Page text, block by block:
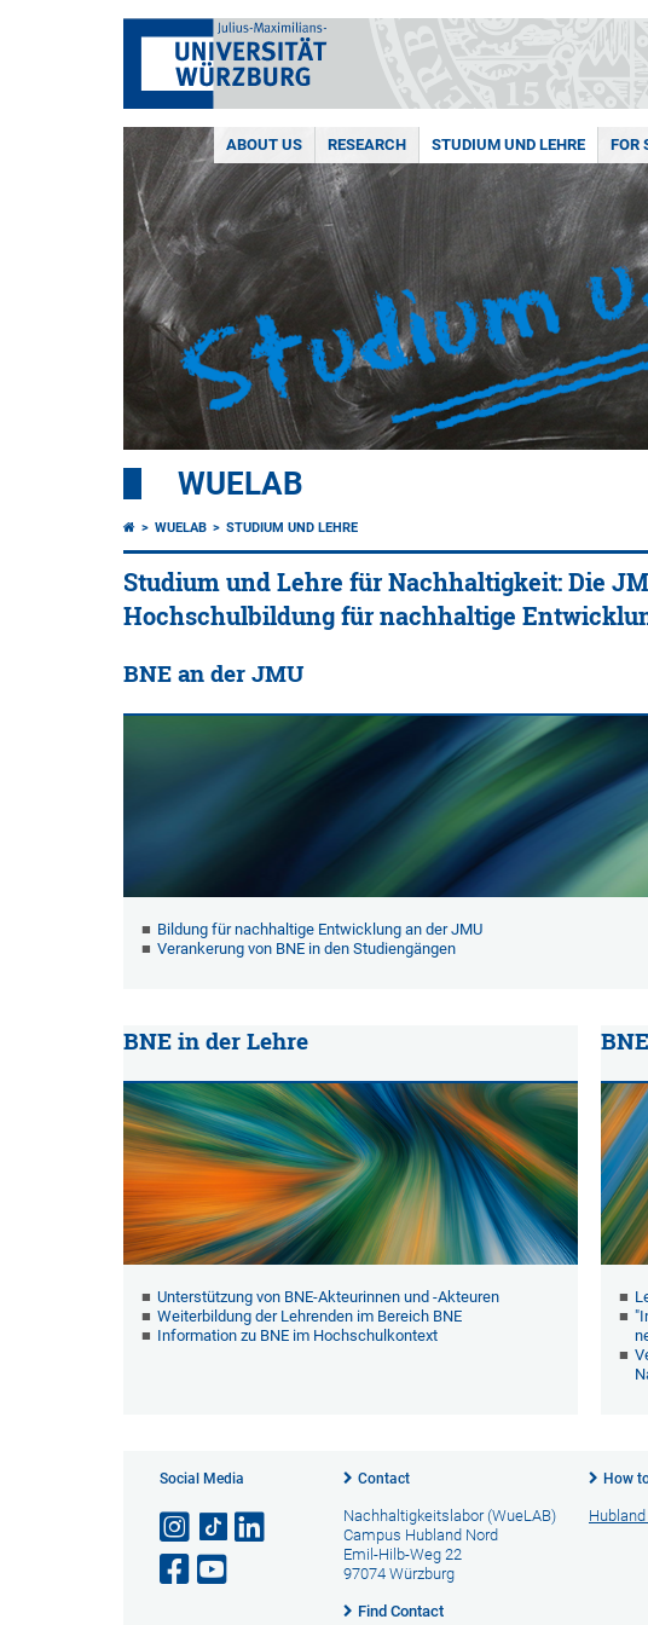
ABOUT US RESEARCH STUDIUM UND LEHRE FOR
WUELAB
WUELAB STUDIUM UND LEHRE
Studium und Lehre für Nachhaltigkeit: Die
Hochschulbildung für nachhaltige
BNE an der JMU
Bildung für nachhaltige Entwicklung an der JMU
Verankerung von BNE in den Studiengängen
BNE in der Lehre
Unterstützung von BNE-Akteurinnen und -Akteuren
Weiterbildung der Lehrenden im Bereich BNE
Information zu BNE im Hochschulkontext
Social Media Contact
Nachhaltigkeitslabor (WueLAB)
Campus Hubland Nord
Emil-Hilb-Weg 22
97074 Würzburg
Find Contact
How